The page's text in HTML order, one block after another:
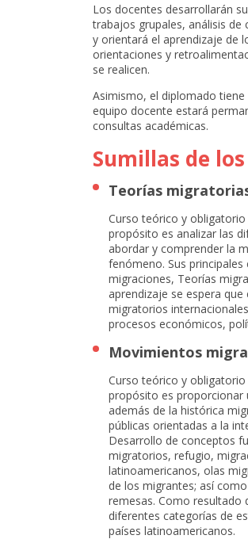
Los docentes desarrollarán
trabajos grupales, análisis de
y orientará el aprendizaje de
orientaciones y
se realicen.
Asimismo, el diplomado
equipo docente estará
consultas académicas.
Sumillas de
Teorías
Curso teórico y
propósito es analizar las
abordar y comprender la
fenómeno. Sus
migraciones, Teorías
aprendizaje se espera
migratorios
procesos económicos,
Movimientos
Curso teórico y
propósito es proporcionar
además de la histórica
públicas orientadas a la
Desarrollo de conceptos
migratorios, refugio,
latinoamericanos, olas
de los migrantes; así
remesas. Como resultado
diferentes categorías de
países latinoamericanos.